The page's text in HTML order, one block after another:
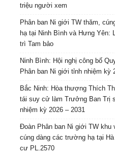
triệu người xem
Phân ban Ni giới TW thăm,
hạ tại Ninh Bình và Hưng Yên:
trì Tam bảo
Ninh Bình: Hội nghị công bố
Phân ban Ni giới tỉnh nhiệm kỳ
Bắc Ninh: Hòa thượng Thích
tái suy cử làm Trưởng Ban Trị
nhiệm kỳ 2026 – 2031
Đoàn Phân ban Ni giới TW khu
cúng dàng các trường hạ tại
cư PL.2570